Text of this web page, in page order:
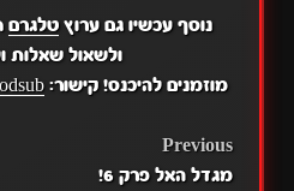
נוסף עכשיו גם ערוץטלגרם
ולשאול שאלות
מוזמנים להיכנס! קישור:
POST
Previous
מגדל האל פרק 6!